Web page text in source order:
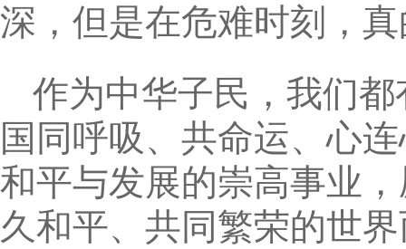
深，但是在危难时刻，
作为中华子民，我们
国同呼吸、共命运、心
和平与发展的崇高事业
久和平、共同繁荣的世